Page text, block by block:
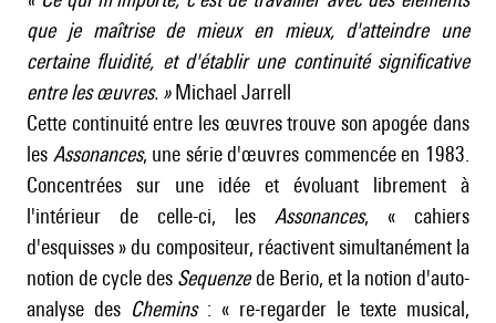
que je maîtrise de mieux en mieux, d'atteindre une
certaine fluidité, et d'établir une continuité significative
entre les œuvres. »Michael Jarrell
Cette continuité entre les œuvres trouve son apogée dans
les Assonances, une série d'œuvres commencée en 1983.
Concentrées sur une idée et évoluant librement à
l'intérieur de celle-ci, les Assonances, « cahiers
d'esquisses » du compositeur, réactivent simultanément la
notion de cycle des Sequenzede Berio, et la notion d'auto-
analyse des Chemins: « re-regarder le texte musical,